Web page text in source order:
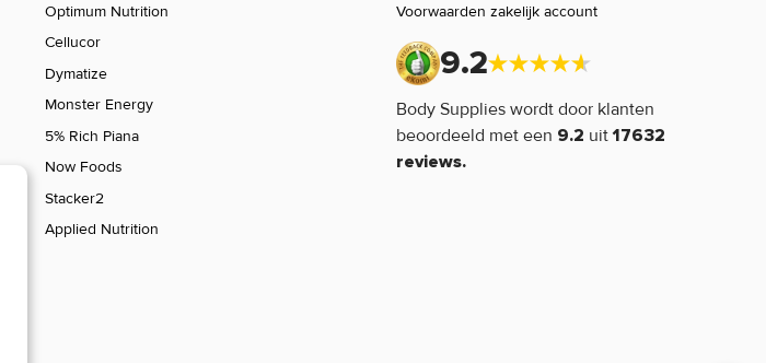
Optimum Nutrition
Cellucor
Dymatize
Monster Energy
5% Rich Piana
Now Foods
Stacker2
Applied Nutrition
Voorwaarden zakelijk account
9.2
Body Supplies wordt door klanten
beoordeeld met een 9.2 uit17632
reviews.